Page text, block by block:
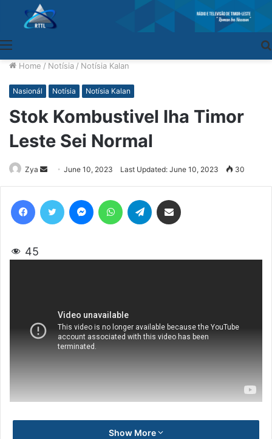
Home / Notísia / Notísia Kalan
Nasionál Notísia Notísia Kalan
Stok Kombustivel Iha Timor
Leste Sei Normal
Zya
Send
an
email
June 10, 2023 Last Updated: June 10, 2023 30
45
Show More